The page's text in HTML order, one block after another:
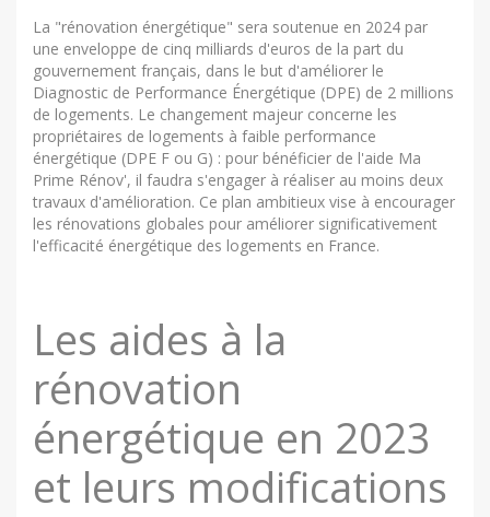
La "rénovation énergétique" sera soutenue en 2024 par
une enveloppe de cinq milliards d'euros de la part du
gouvernement français, dans le but d'améliorer le
Diagnostic de Performance Énergétique (DPE) de 2 millions
de logements. Le changement majeur concerne les
propriétaires de logements à faible performance
énergétique (DPE F ou G) : pour bénéficier de l'aide Ma
Prime Rénov', il faudra s'engager à réaliser au moins deux
travaux d'amélioration. Ce plan ambitieux vise à encourager
les rénovations globales pour améliorer significativement
l'efficacité énergétique des logements en France.
Les aides à la
rénovation
énergétique en 2023
et leurs modifications